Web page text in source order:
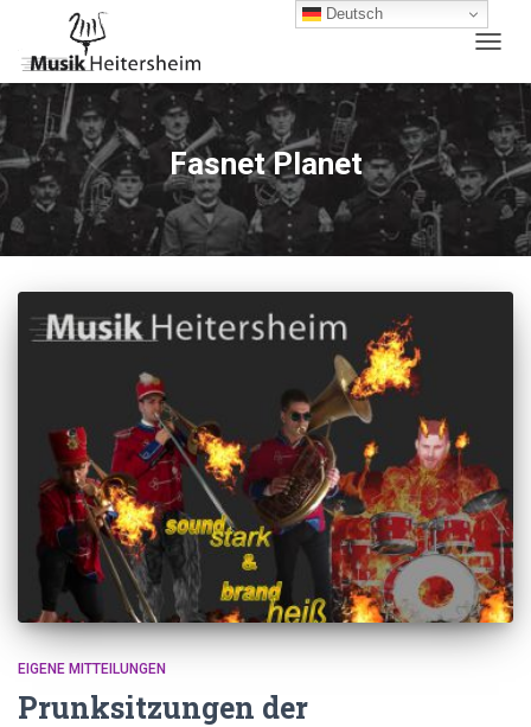
Fasnet Planet
EIGENE MITTEILUNGEN
Prunksitzungen der
Deutsch